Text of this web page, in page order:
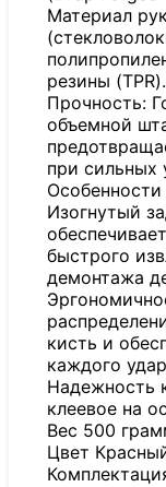
Материал
резины (TPR).
Прочность:
объемной
при сильных
Изогнутый
быстрого
демонтажа
кисть и
каждого
Надежность
клеевое на
Вес 500
Цвет